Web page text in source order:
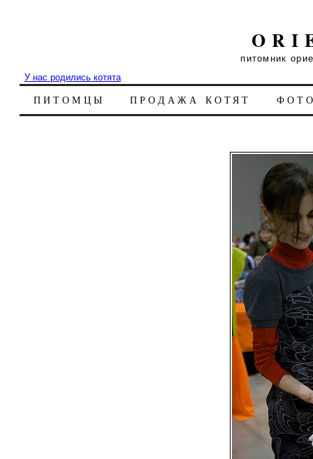
питомник
У нас родились котята
ПИТОМЦЫ ПРОДАЖА КОТЯТ